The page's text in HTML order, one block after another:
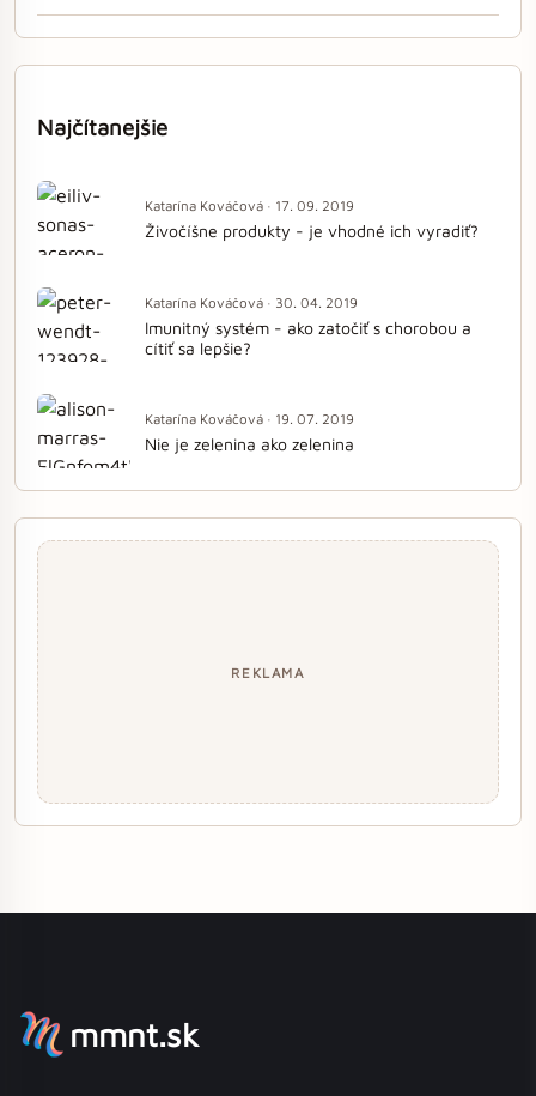
Najčítanejšie
Katarína Kováčová · 17. 09. 2019
Živočíšne produkty - je vhodné ich vyradiť?
Katarína Kováčová · 30. 04. 2019
Imunitný systém - ako zatočiť s chorobou a
cítiť sa lepšie?
Katarína Kováčová · 19. 07. 2019
Nie je zelenina ako zelenina
REKLAMA
mmnt.sk